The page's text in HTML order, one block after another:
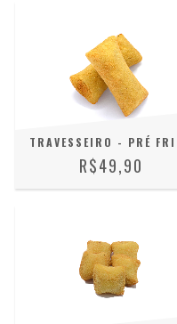
TRAVESSEIRO - PRÉ
R$49,90